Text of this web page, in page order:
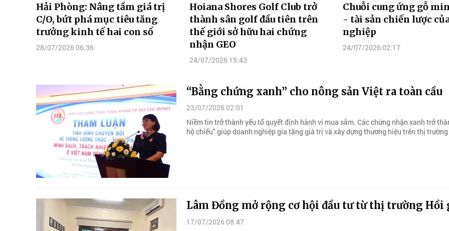
Hải Phòng: Nâng tầm giá trị
C/O, bứt phá mục tiêu tăng
trưởng kinh tế hai con số
28/07/2026 06:36
Hoiana Shores Golf Club trở
thành sân golf đầu tiên trên
thế giới sở hữu hai chứng
nhận GEO
24/07/2026 15:43
Chuỗi cung ứng gỗ
- tài sản chiến lược
nghiệp
24/07/2026 02:17
“Bằng chứng xanh” cho nông sản Việt ra toàn cầu
23/07/2026 02:01
Niềm tin trở thành yếu tố quyết định hành vi mua sắm. Các chứng nhận xanh trở
hộ chiếu" giúp doanh nghiệp gia tăng giá trị và xây dựng thương hiệu trên thị
Lâm Đồng mở rộng cơ hội đầu tư từ thị trường Hồi
17/07/2026 08:47